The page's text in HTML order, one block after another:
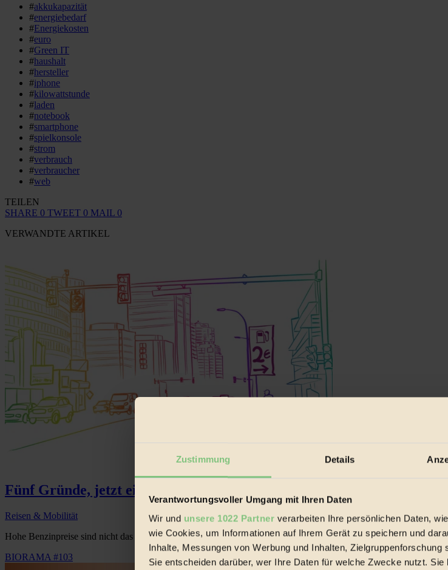
Zustimmung Details
Verantwortungsvoller Umgang mit Ihren Daten
Wir und unsere 1022 Partner verarbeiten Ihre persönlichen Daten,
wie Cookies, um Informationen auf Ihrem Gerät zu speichern und
Inhalte, Messungen von Werbung und Inhalten,
Sie entscheiden darüber, wer Ihre Daten für welche Zwecke nutzt.
#akkukapazität
#energiebedarf
#Energiekosten
#euro
#Green IT
#haushalt
#hersteller
#iphone
#kilowattstunde
#laden
#notebook
#smartphone
#spielkonsole
#strom
#verbrauch
#verbraucher
#web
TEILEN
SHARE 0 TWEET 0 MAIL 0
VERWANDTE ARTIKEL
Fünf Gründe, jetzt ein E-Auto zu kaufen.
Reisen & Mobilität
Hohe Benzinpreise sind nicht das einzige Argument, das für einen Umstieg spricht...
BIORAMA #103